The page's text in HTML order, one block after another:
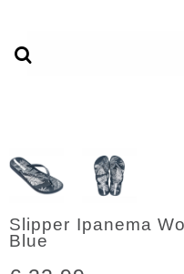
Slipper Ipanema
Blue